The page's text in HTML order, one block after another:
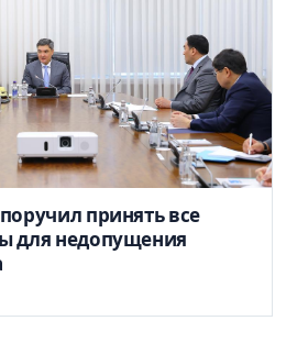
принять все
для недопущения